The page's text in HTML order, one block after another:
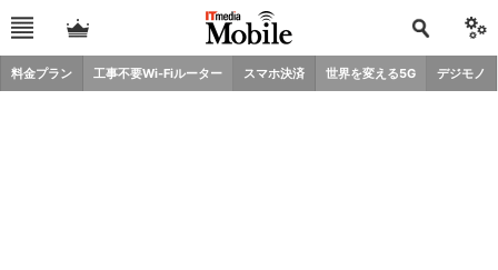
料金プラン 工事不要Wi-Fiルーター スマホ決済 世界を変える5G デジモノ